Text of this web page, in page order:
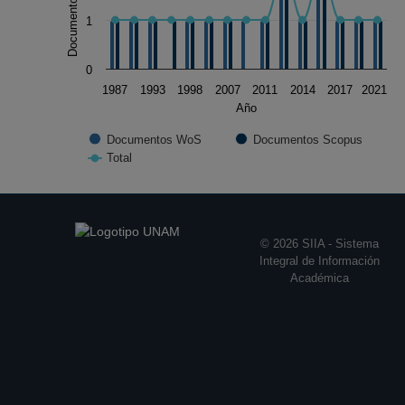
Año
Documentos WoS
Documentos Scopus
Total
1987 1993 1998 2007 2011 2014 2017 2021
0
1
End of interactive chart.
© 2026 SIIA - Sistema
Integral de Información
Académica